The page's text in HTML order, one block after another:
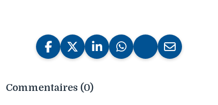
Commentaires (0)